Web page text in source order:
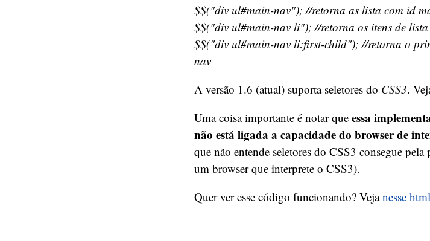
$$("div ul#main-nav"); //retorna as lista com id
$$("div ul#main-nav li"); //retorna os itens de
$$("div ul#main-nav li:first-child"); //retorna o
nav
A versão 1.6 (atual) suporta seletores do CSS3.
Uma coisa importante é notar que essa
não está ligada a capacidade do browser de
que não entende seletores do CSS3 consegue
um browser que interprete o CSS3).
Quer ver esse código funcionando? Vejanesse html